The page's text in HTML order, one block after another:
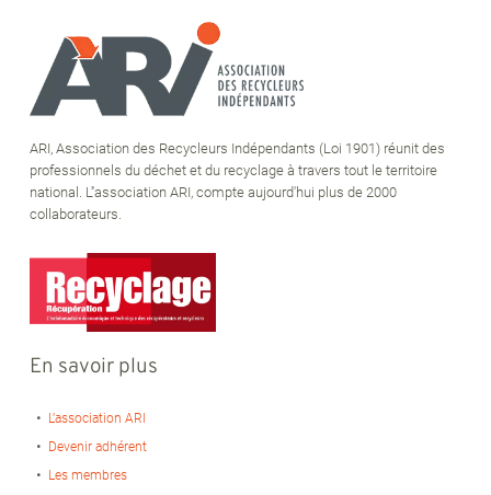
ARI, Association des Recycleurs Indépendants (Loi 1901) réunit des
professionnels du déchet et du recyclage à travers tout le territoire
national. L''association ARI, compte aujourd'hui plus de 2000
collaborateurs.
En savoir plus
L’association ARI
Devenir adhérent
Les membres